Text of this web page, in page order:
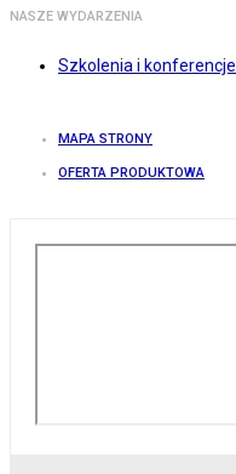
NASZE WYDARZENIA
Szkolenia i konferencje
MAPA STRONY
OFERTA PRODUKTOWA